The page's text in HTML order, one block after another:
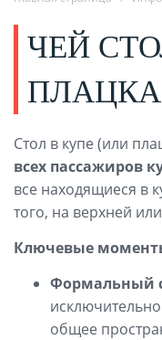
ЧЕЙ
Стол в купе (или
всех пассажиров
все находящиеся в
того, на верхней
Ключевые
Формальный
общее